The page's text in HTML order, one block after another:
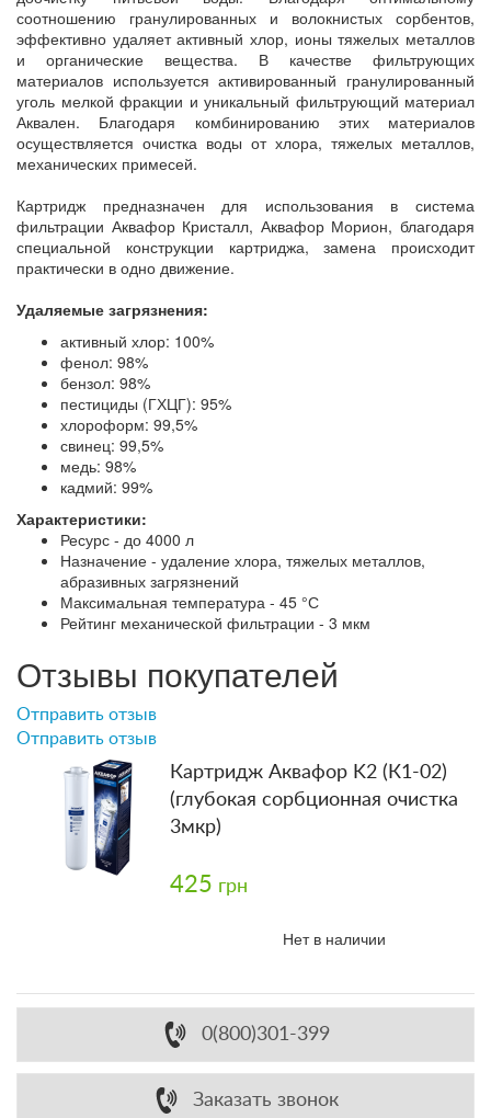
соотношению гранулированных и волокнистых сорбентов,
эффективно удаляет активный хлор, ионы тяжелых металлов
и органические вещества. В качестве фильтрующих
материалов используется активированный гранулированный
уголь мелкой фракции и уникальный фильтрующий материал
Аквален. Благодаря комбинированию этих материалов
осуществляется очистка воды от хлора, тяжелых металлов,
механических примесей.
Картридж предназначен для использования в система
фильтрации Аквафор Кристалл, Аквафор Морион, благодаря
специальной конструкции картриджа, замена происходит
практически в одно движение.
Удаляемые загрязнения:
активный хлор: 100%
фенол: 98%
бензол: 98%
пестициды (ГХЦГ): 95%
хлороформ: 99,5%
свинец: 99,5%
медь: 98%
кадмий: 99%
Характеристики:
Ресурс - до 4000 л
Назначение - удаление хлора, тяжелых металлов,
абразивных загрязнений
Максимальная температура - 45 °С
Рейтинг механической фильтрации - 3 мкм
Отзывы покупателей
Отправить отзыв
Отправить отзыв
Картридж Аквафор K2 (К1-02)
(глубокая сорбционная очистка
3мкр)
425 грн
Нет в наличии
0(800)301-399
Заказать звонок